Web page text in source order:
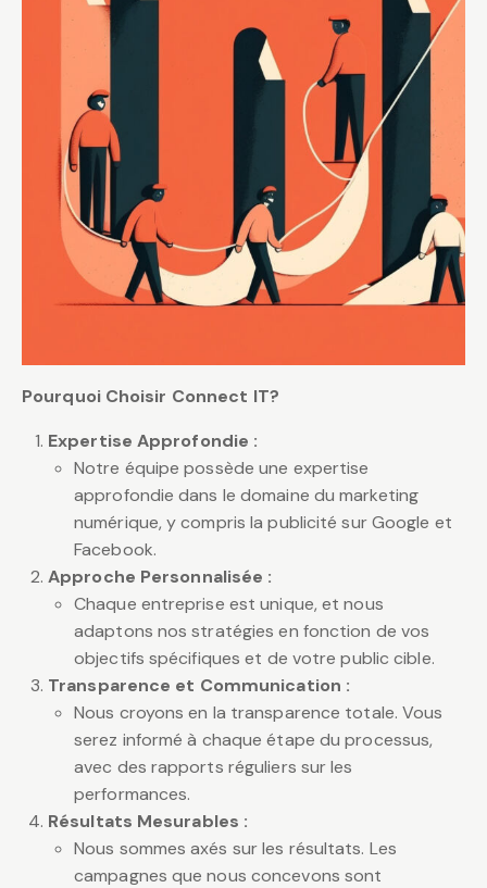
Pourquoi Choisir Connect IT?
Expertise Approfondie :
Notre équipe possède une expertise
approfondie dans le domaine du marketing
numérique, y compris la publicité sur Google et
Facebook.
Approche Personnalisée :
Chaque entreprise est unique, et nous
adaptons nos stratégies en fonction de vos
objectifs spécifiques et de votre public cible.
Transparence et Communication :
Nous croyons en la transparence totale. Vous
serez informé à chaque étape du processus,
avec des rapports réguliers sur les
performances.
Résultats Mesurables :
Nous sommes axés sur les résultats. Les
campagnes que nous concevons sont